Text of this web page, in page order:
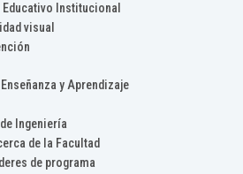
Institucional
visual
y Aprendizaje
Ingeniería
de la Facultad
de programa